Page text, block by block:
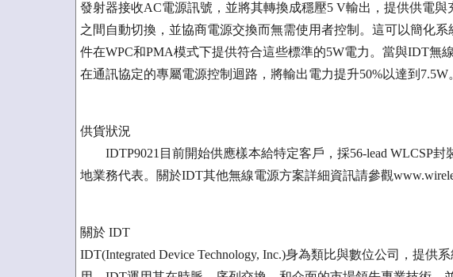
發射器接收AC電源訊號，並將其轉換成穩壓5 V輸出，提供供電與
之間自動切換，並協商電源交換而無需使用者控制。這可以簡化
件在WPC和PMA模式下提供符合這些標準的5W電力。當與IDT無
在通訊協定的專屬電源控制迴路，將輸出電力提升50%以達到7.5W。
供貨狀況
IDTP9021目前開始供應樣本給特定客戶，採56-lead WLCSP封
地業務代表。關於IDT其他無線電源方案詳細資訊請參觀
關於 IDT
IDT(Integrated Device Technology, Inc.)身為類比與數位公司，提供